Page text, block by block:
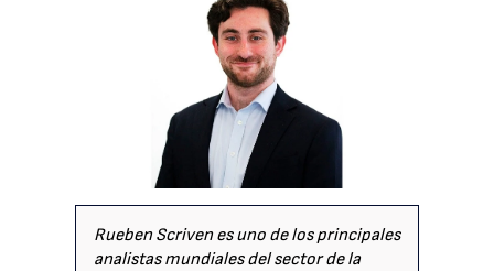
Rueben Scriven es uno de los principales
analistas mundiales del sector de la